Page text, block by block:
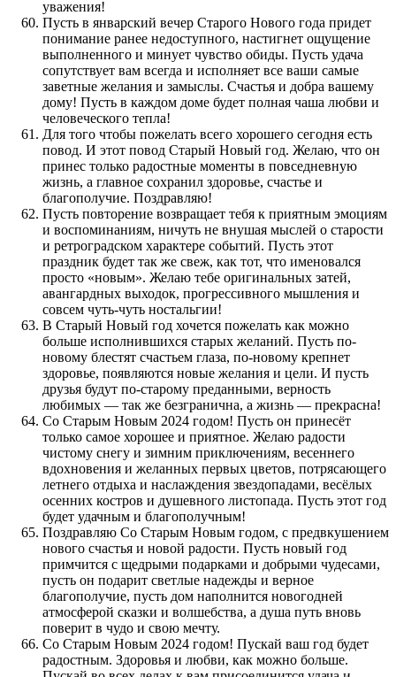
уважения!
Пусть в январский вечер Старого Нового года придет
понимание ранее недоступного, настигнет ощущение
выполненного и минует чувство обиды. Пусть удача
сопутствует вам всегда и исполняет все ваши самые
заветные желания и замыслы. Счастья и добра вашему
дому! Пусть в каждом доме будет полная чаша любви и
человеческого тепла!
Для того чтобы пожелать всего хорошего сегодня есть
повод. И этот повод Старый Новый год. Желаю, что он
принес только радостные моменты в повседневную
жизнь, а главное сохранил здоровье, счастье и
благополучие. Поздравляю!
Пусть повторение возвращает тебя к приятным эмоциям
и воспоминаниям, ничуть не внушая мыслей о старости
и ретроградском характере событий. Пусть этот
праздник будет так же свеж, как тот, что именовался
просто «новым». Желаю тебе оригинальных затей,
авангардных выходок, прогрессивного мышления и
совсем чуть-чуть ностальгии!
В Старый Новый год хочется пожелать как можно
больше исполнившихся старых желаний. Пусть по-
новому блестят счастьем глаза, по-новому крепнет
здоровье, появляются новые желания и цели. И пусть
друзья будут по-старому преданными, верность
любимых — так же безгранична, а жизнь — прекрасна!
Со Старым Новым 2024 годом! Пусть он принесёт
только самое хорошее и приятное. Желаю радости
чистому снегу и зимним приключениям, весеннего
вдохновения и желанных первых цветов, потрясающего
летнего отдыха и наслаждения звездопадами, весёлых
осенних костров и душевного листопада. Пусть этот год
будет удачным и благополучным!
Поздравляю Со Старым Новым годом, с предвкушением
нового счастья и новой радости. Пусть новый год
примчится с щедрыми подарками и добрыми чудесами,
пусть он подарит светлые надежды и верное
благополучие, пусть дом наполнится новогодней
атмосферой сказки и волшебства, а душа путь вновь
поверит в чудо и свою мечту.
Со Старым Новым 2024 годом! Пускай ваш год будет
радостным. Здоровья и любви, как можно больше.